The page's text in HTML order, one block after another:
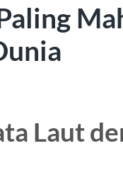
Laut